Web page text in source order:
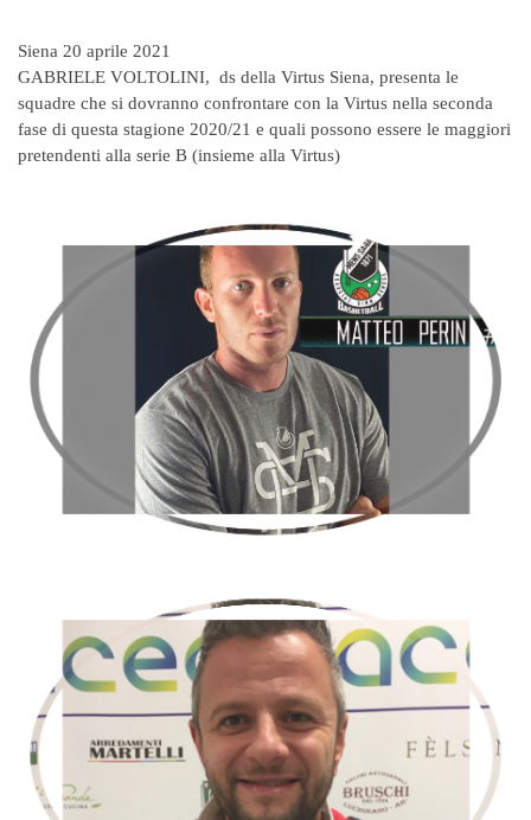
Siena 20 aprile 2021
GABRIELE VOLTOLINI, ds della Virtus Siena, presenta le
squadre che si dovranno confrontare con la Virtus nella seconda
fase di questa stagione 2020/21 e quali possono essere le maggiori
pretendenti alla serie B (insieme alla Virtus)